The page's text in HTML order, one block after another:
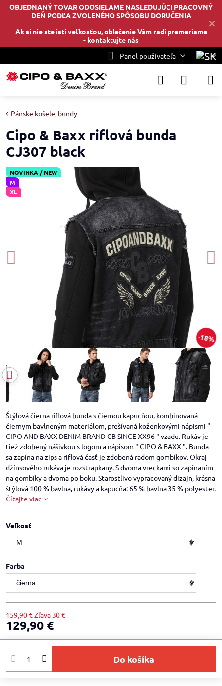
✕
OBJEDNANÝ TOVAR ODOSIELAME NASLEDUJÚCI PRACOVNÝ
DEŇ PODĽA ZVOLENÉHO SPÔSOBU DORUČENIA
Ak si nie ste istí veľkosťou, oblečenie Vám radi premeriame
- kontaktujte nás
Panel používateľa
NOVINKA / NEW
M
XL
18%
Pánske košele, bundy
Cipo & Baxx riflová bunda
CJ307 black
Štýlová čierna riflová bunda s čiernou kapucňou, kombinovaná
čiernym bavlneným materiálom, prešívaná koženkovými nápismi "
CIPO AND BAXX DENIM BRAND CB SINCE XX96 " vzadu. Rukáv je
tiež zdobený nášivkou s logom a nápisom " CIPO & BAXX ". Bunda
sa zapína na zips a riflová časť je zdobená radom gombíkov. Okraj
džínsového rukáva je rozstrapkaný. S dvoma vreckami so zapínaním
na gombíky a dvoma po boku. Starostlivo vypracovaný dizajn, krásna
štýlová 100 % bavlna, rukávy a kapucňa: 65 % bavlna 35 % polyester.
Čítajte viac
Veľkosť
Farba
159,90 €Zľava 30 €
129,90 €
Do košíka